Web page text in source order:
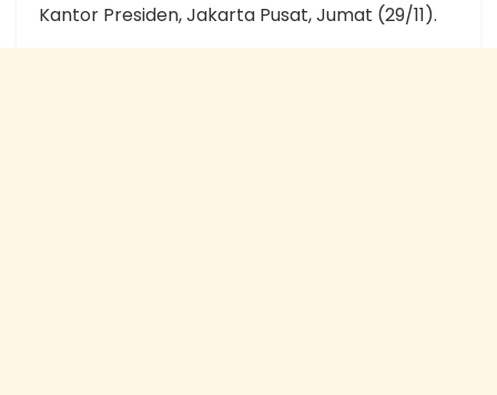
Kantor Presiden, Jakarta Pusat, Jumat (29/11).